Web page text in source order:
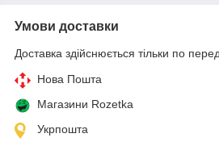
Умови доставки
Доставка здійснюється тільки по
Нова Пошта
Магазини Rozetka
Укрпошта